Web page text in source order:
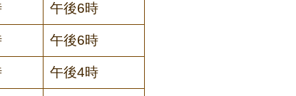
午後6時
午後6時
午後4時